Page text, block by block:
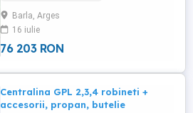
Barla, Arges
16 iulie
76 203 RON
Centralina GPL 2,3,4 robineti +
accesorii, propan, butelie